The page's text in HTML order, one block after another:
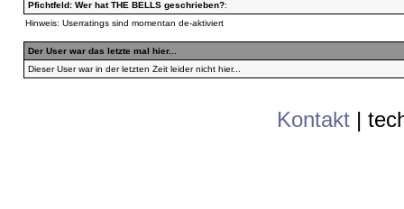
Pfichtfeld: Wer hat THE BELLS geschrieben?:
Hinweis: Userratings sind momentan de-aktiviert
Der User war das letzte mal hier...
Dieser User war in der letzten Zeit leider nicht hier...
Kontakt |